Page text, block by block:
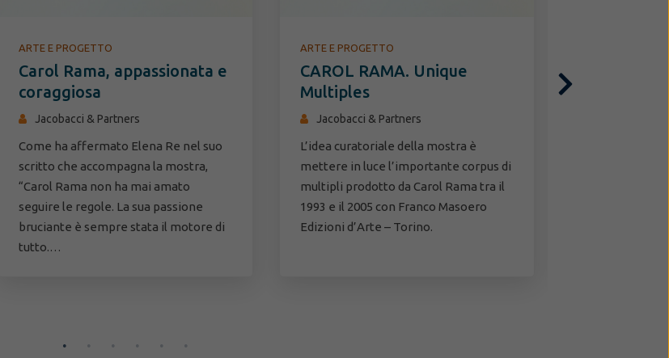
ARTE E PROGETTO
Carol Rama, appassionata e
coraggiosa
Jacobacci & Partners
Come ha affermato Elena Re nel suo
scritto che accompagna la mostra,
“Carol Rama non ha mai amato
seguire le regole. La sua passione
bruciante è sempre stata il motore di
tutto.…
ARTE E PROGETTO
CAROL RAMA. Unique
Multiples
Jacobacci & Partners
L’idea curatoriale della mostra è
mettere in luce l’importante corpus di
multipli prodotto da Carol Rama tra il
1993 e il 2005 con Franco Masoero
Edizioni d’Arte – Torino.